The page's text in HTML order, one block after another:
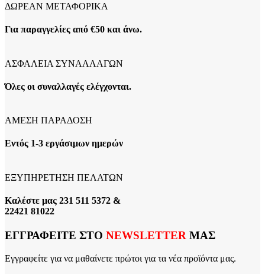
ΔΩΡΕΑΝ ΜΕΤΑΦΟΡΙΚΑ
Για παραγγελίες από €50 και άνω.
ΑΣΦΑΛΕΙΑ ΣΥΝΑΛΛΑΓΩΝ
Όλες οι συναλλαγές ελέγχονται.
ΑΜΕΣΗ ΠΑΡΑΔΟΣΗ
Εντός 1-3 εργάσιμων ημερών
ΕΞΥΠΗΡΕΤΗΣΗ ΠΕΛΑΤΩΝ
Καλέστε μας 231 511 5372 &
22421 81022
ΕΓΓΡΑΦΕΙΤΕ ΣΤΟ NEWSLETTER ΜΑΣ
Εγγραφείτε για να μαθαίνετε πρώτοι για τα νέα προϊόντα μας.